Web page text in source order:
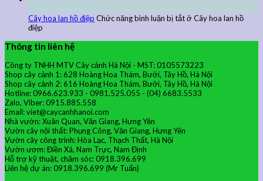
Cây hoa lan hồ điệp Chức năng bình luận bị tắtở Cây hoa lan hồ
điệp
Thông tin liên hệ
Công ty TNHH MTV Cây cảnh Hà Nội - MST: 0105573223
Shop cây cảnh 1: 628 Hoàng Hoa Thám, Bưởi, Tây Hồ, Hà Nội
Shop cây cảnh 2: 616 Hoàng Hoa Thám, Bưởi, Tây Hồ, Hà Nội
Hotline: 0966.623.933 - 0981.525.055 - (04) 6683.5533
Zalo, Viber: 0915.885.558
Email: viet@caycanhhanoi.com
Nhà vườn: Xuân Quan, Văn Giang, Hưng Yên
Vườn cây nội thất: Phụng Công, Văn Giang, Hưng Yên
Vườn cây công trình: Hòa Lạc, Thạch Thất, Hà Nội
Vườn ươm: Điền Xá, Nam Trực, Nam Định
Hỗ trợ kỹ thuật, chăm sóc: 0918.396.699
Liên hệ dự án: 0918.396.699 (Mr Tuấn)